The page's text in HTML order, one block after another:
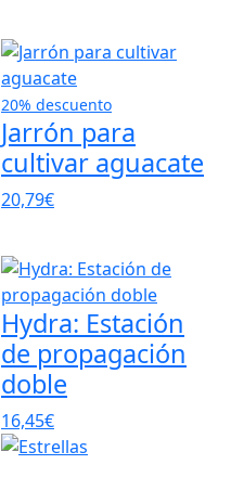
20% descuento
Jarrón para
cultivar aguacate
20,79€
Hydra: Estación
de propagación
doble
16,45€